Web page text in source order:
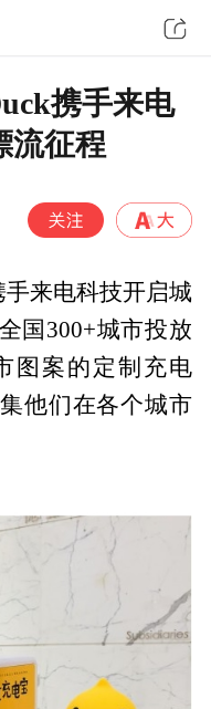
携手来电
流征程
手来电科技开启城
国300+城市投放
图案的定制充电
他们在各个城市